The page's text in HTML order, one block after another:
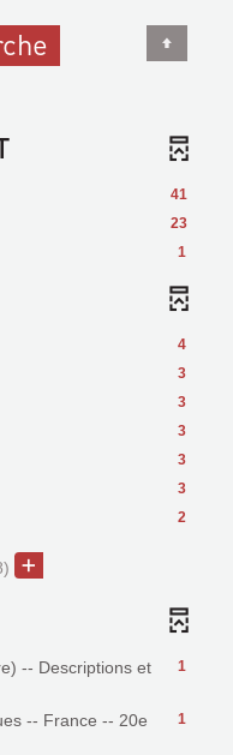
41
23
1
4
3
3
3
3
3
2
1
-- Descriptions et
1
-- France -- 20e